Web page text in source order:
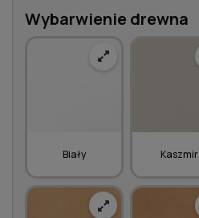
Wybarwienie drewna
Biały Kaszmir